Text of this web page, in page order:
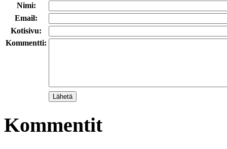
Nimi:
Email:
Kotisivu:
Kommentti:
Kommentit